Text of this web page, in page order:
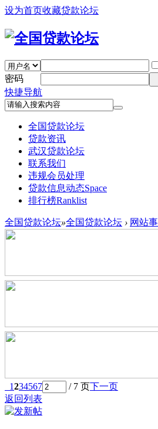
设为首页收藏贷款论坛
密码
快捷导航
全国贷款论坛
贷款资讯
武汉贷款论坛
联系我们
违规会员处理
贷款信息动态Space
排行榜Ranklist
全国贷款论坛»全国贷款论坛 › 网站
1234567 / 7 页下一页
返回列表